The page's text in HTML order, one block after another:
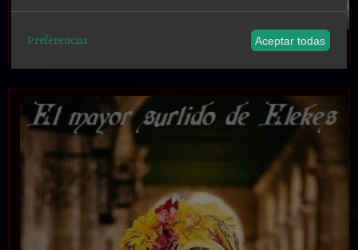
Preferencias Aceptar todas